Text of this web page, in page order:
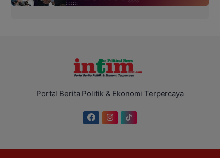
Portal Berita Politik & Ekonomi Terpercaya